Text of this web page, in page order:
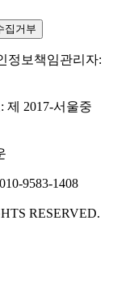
집거부
정보책임관리자:
제 2017-서울중
010-9583-1408
RESERVED.